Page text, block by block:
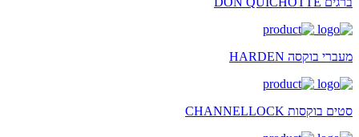
מעברי בוקסה HARDEN
סטים בוקסות CHANNELLOCK